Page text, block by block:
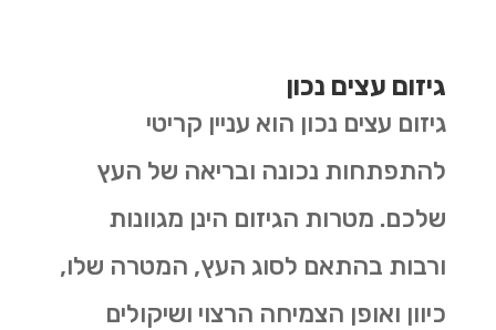
גיזום עצים נכון
גיזום עצים נכון הוא עניין קריטי
להתפתחות נכונה ובריאה של העץ
שלכם. מטרות הגיזום הינן מגוונות
ורבות בהתאם לסוג העץ, המטרה שלו,
כיוון ואופן הצמיחה הרצוי ושיקולים